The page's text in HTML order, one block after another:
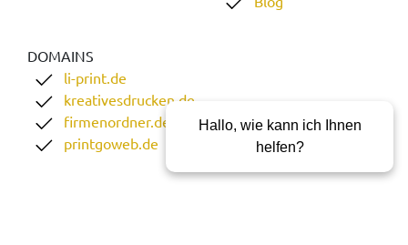
DOMAINS
li-print.de
kreativesdrucken.de
firmenordner.de
printgoweb.de
Hallo, wie kann ich Ihnen
helfen?